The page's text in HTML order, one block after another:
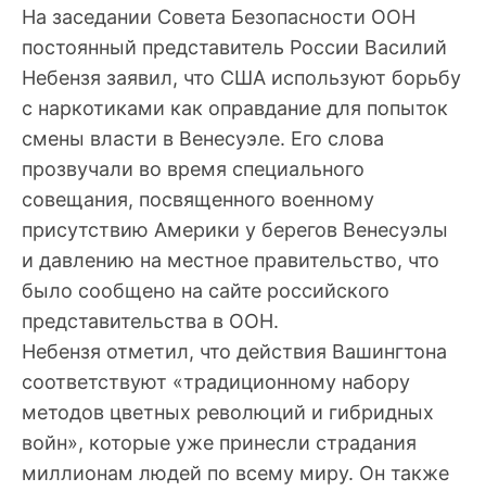
На заседании Совета Безопасности ООН
постоянный представитель России Василий
Небензя заявил, что США используют борьбу
с наркотиками как оправдание для попыток
смены власти в Венесуэле. Его слова
прозвучали во время специального
совещания, посвященного военному
присутствию Америки у берегов Венесуэлы
и давлению на местное правительство, что
было сообщено на сайте российского
представительства в ООН.
Небензя отметил, что действия Вашингтона
соответствуют «традиционному набору
методов цветных революций и гибридных
войн», которые уже принесли страдания
миллионам людей по всему миру. Он также